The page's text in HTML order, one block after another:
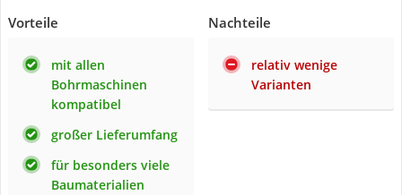
Vorteile
mit allen
Bohrmaschinen
kompatibel
großer Lieferumfang
für besonders viele
Baumaterialien
Nachteile
relativ wenige
Varianten